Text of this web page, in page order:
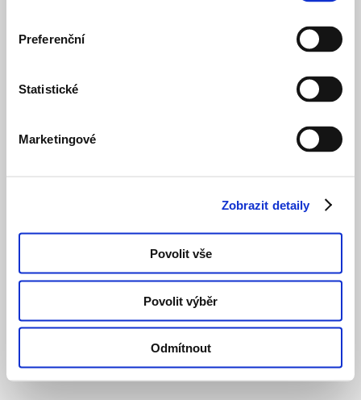
Preferenční
Statistické
Marketingové
Zobrazit detaily
Povolit vše
Povolit výběr
Odmítnout